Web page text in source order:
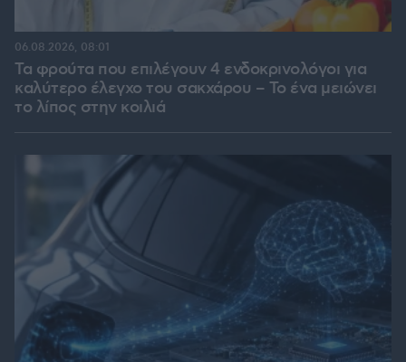
Τα φρούτα που επιλέγουν 4 ενδοκρινολόγοι για
καλύτερο έλεγχο του σακχάρου – Το ένα μειώνει
το λίπος στην κοιλιά
06.08.2026, 08:01